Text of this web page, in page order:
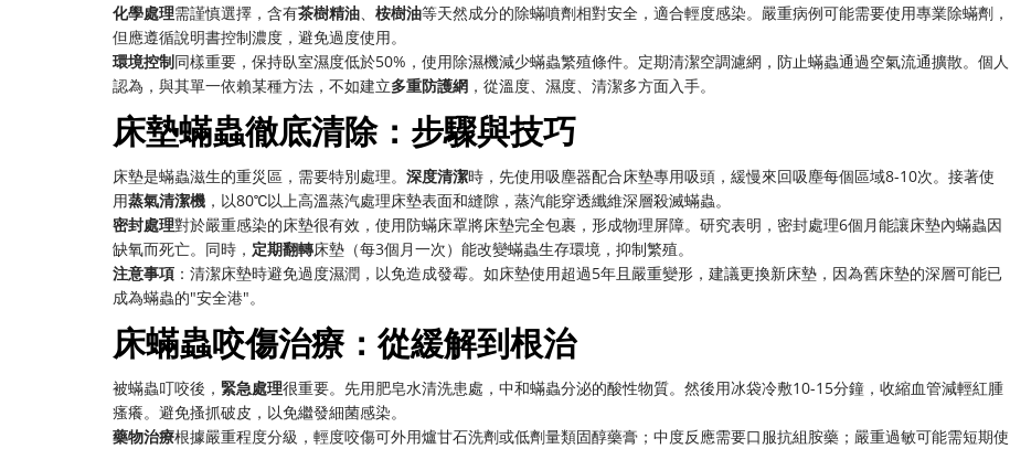
化學處理需謹慎選擇，含有茶樹精油、 桉樹油等天然成分的除蟎噴劑相對安全，適合輕度感染。嚴重病例可能需要使用專業除蟎劑，
但應遵循說明書控制濃度，避免過度使用。
環境控制同樣重要，保持臥室濕度低於50%，使用除濕機減少蟎蟲繁殖條件。定期清潔空調濾網，防止蟎蟲通過空氣流通擴散。個人
認為，與其單一依賴某種方法，不如建立多重防護網 ，從溫度、濕度、清潔多方面入手。
床墊蟎蟲徹底清除：步驟與技巧
床墊是蟎蟲滋生的重災區，需要特別處理。 深度清潔時，先使用吸塵器配合床墊專用吸頭，緩慢來回吸塵每個區域8-10次。接著使
用蒸氣清潔機 ，以80℃以上高溫蒸汽處理床墊表面和縫隙，蒸汽能穿透纖維深層殺滅蟎蟲。
密封處理對於嚴重感染的床墊很有效，使用防蟎床罩將床墊完全包裹，形成物理屏障。研究表明，密封處理6個月能讓床墊內蟎蟲因
缺氧而死亡。同時， 定期翻轉床墊（每3個月一次）能改變蟎蟲生存環境，抑制繁殖。
注意事項 ：清潔床墊時避免過度濕潤，以免造成發霉。如床墊使用超過5年且嚴重變形，建議更換新床墊，因為舊床墊的深層可能已
成為蟎蟲的"安全港"。
床蟎蟲咬傷治療：從緩解到根治
被蟎蟲叮咬後， 緊急處理很重要。先用肥皂水清洗患處，中和蟎蟲分泌的酸性物質。然後用冰袋冷敷10-15分鐘，收縮血管減輕紅腫
瘙癢。避免搔抓破皮，以免繼發細菌感染。
藥物治療根據嚴重程度分級，輕度咬傷可外用爐甘石洗劑或低劑量類固醇藥膏；中度反應需要口服抗組胺藥；嚴重過敏可能需短期使